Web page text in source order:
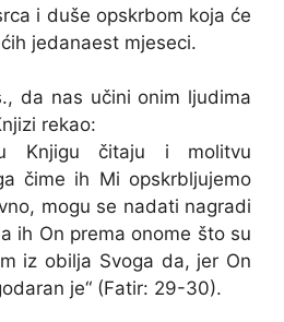
i duše opskrbom koja će
jedanaest mjeseci.
da nas učini onim ljudima
rekao:
Knjigu čitaju i molitvu
čime ih Mi opskrbljujemo
mogu se nadati nagradi
ih On prema onome što su
iz obilja Svoga da, jer On
je“ (Fatir: 29-30).